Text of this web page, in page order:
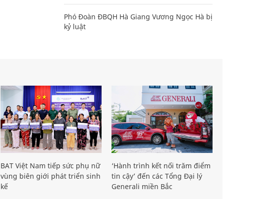
Phó Đoàn ĐBQH Hà Giang Vương Ngọc Hà bị
kỷ luật
BAT Việt Nam tiếp sức phụ nữ
vùng biên giới phát triển sinh
kế
‘Hành trình kết nối trăm điểm
tin cậy’ đến các Tổng Đại lý
Generali miền Bắc